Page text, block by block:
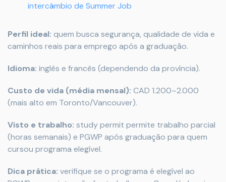
intercâmbio de Summer Job
Perfil ideal: quem busca segurança, qualidade de vida e
caminhos reais para emprego após a graduação.
Idioma: inglês e francês (dependendo da província).
Custo de vida (média mensal): CAD 1.200–2.000
(mais alto em Toronto/Vancouver).
Visto e trabalho: study permit permite trabalho parcial
(horas semanais) e PGWP após graduação para quem
cursou programa elegível.
Dica prática: verifique se o programa é elegível ao